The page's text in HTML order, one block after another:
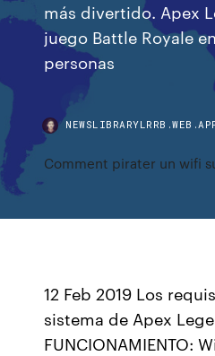
más divertido. Apex
juego Battle Royale
personas
Comment pirater un wifi
12 Feb 2019 Los
sistema de Apex
FUNCIONAMIENTO: